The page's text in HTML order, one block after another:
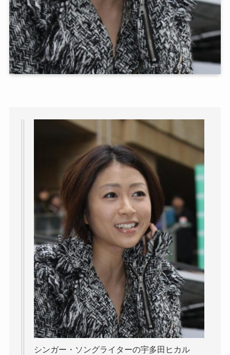
シンガー・ソングライターの宇多田ヒカル